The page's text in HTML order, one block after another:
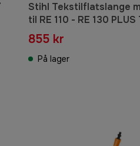
Stihl Tekstilflatslange
til RE 110 - RE 130
høytrykksvasker
855 kr
På lager